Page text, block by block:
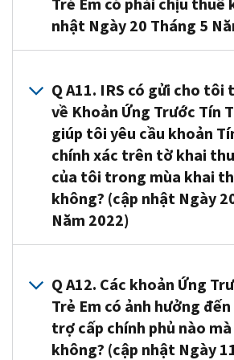
quý
vị
trước
kết
thúc
tháng
6
năm
2021,
thì
các
trả
hàng
tháng
này
đã
dành
Phải
Khai
Thuế
để
nhận
các
khoản
Thanh
Toán
Động
Kinh
Tế
trên
đã
tháng
Bảy
và
tiếp
tục
hàng
tháng
tháng
12
năm
2021,
nhiều
nhóm
người
khai
thuế
bao
gồm
kế
toán
viên
công
chứng
chỉ
hành
nghề,
đại
khai
thuế
hoặc
quý
vị
biết
mình
sẽ
không
để
nhận
Tín
Thuế
trả
đã
được
ngân
hàng
tháng
đến
hết
tháng
12
năm
2021.
biết
thêm
thông
tin
báo
cho
người
về
số
tiền
của
khoản
thanh
toán
Tín
Em
hàng
tháng
ước
tính
Tín
Thuế
nếu
quý
vị
có
trẻ
đủ
điều
quý
vị
–
hoặc
nếu
quý
vị
đối
chiếu
hợp
lý
các
khoản
ứng
trước
Tín
Trẻ
Em
của
mình
nhật Ngày 20 Tháng 5
Các
Khoản
Ứng
Trước
Tín
Thuế
Trẻ
Em
không
là
thu
nhập
và
Q A11. IRS có gửi cho
về Khoản Ứng Trước Tín
giúp tôi yêu cầu khoản
chính xác trên tờ khai
của tôi trong mùa khai
không? (cập nhật Ngày
Năm 2022)
Vào
tháng
1/2022,
IRS
Q A12. Các khoản Ứng
Trẻ Em có ảnh hưởng
trợ cấp chính phủ nào
không? (cập nhật Ngày